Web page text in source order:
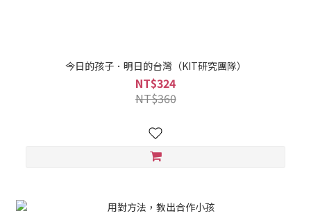
今日的孩子．明日的台灣（KIT研究團隊）
NT$324
NT$360